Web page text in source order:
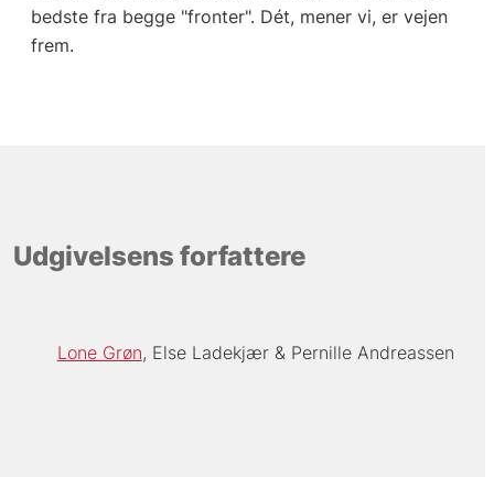
bedste fra begge "fronter". Dét, mener vi, er vejen
frem.
Udgivelsens forfattere
Lone Grøn Else Ladekjær Pernille Andreassen